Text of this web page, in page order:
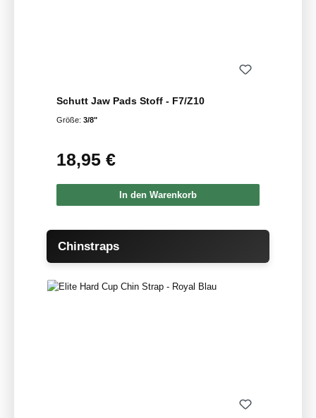
Schutt Jaw Pads Stoff - F7/Z10
Größe: 3/8"
Regulärer Preis:
18,95 €
In den Warenkorb
Produktgalerie überspringen
Chinstraps